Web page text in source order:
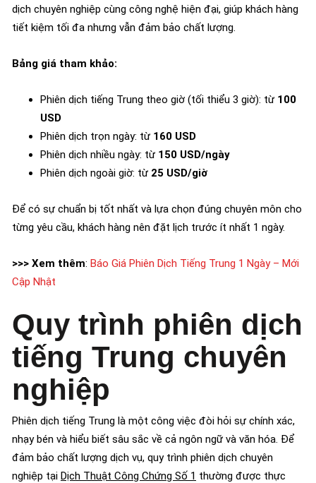
dịch chuyên nghiệp cùng công nghệ hiện đại, giúp khách hàng
tiết kiệm tối đa nhưng vẫn đảm bảo chất lượng.
Bảng giá tham khảo:
Phiên dịch tiếng Trung theo giờ (tối thiểu 3 giờ): từ 100
USD
Phiên dịch trọn ngày: từ 160 USD
Phiên dịch nhiều ngày: từ 150 USD/ngày
Phiên dịch ngoài giờ: từ 25 USD/giờ
Để có sự chuẩn bị tốt nhất và lựa chọn đúng chuyên môn cho
từng yêu cầu, khách hàng nên đặt lịch trước ít nhất 1 ngày.
>>> Xem thêm: Báo Giá Phiên Dịch Tiếng Trung 1 Ngày – Mới
Cập Nhật
Quy trình phiên dịch
tiếng Trung chuyên
nghiệp
Phiên dịch tiếng Trung là một công việc đòi hỏi sự chính xác,
nhạy bén và hiểu biết sâu sắc về cả ngôn ngữ và văn hóa. Để
đảm bảo chất lượng dịch vụ, quy trình phiên dịch chuyên
nghiệp tại Dịch Thuật Công Chứng Số 1 thường được thực